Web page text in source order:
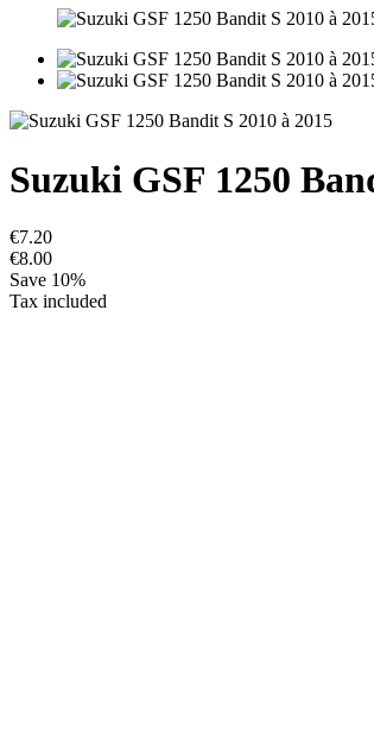
Suzuki GSF 1250
€7.20
€8.00
Save 10%
Tax included